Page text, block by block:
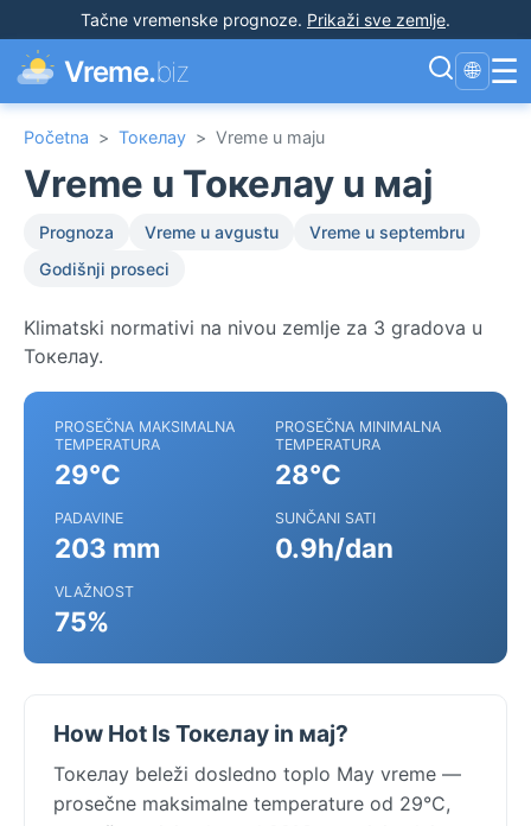
Tačne vremenske prognoze. Prikaži sve zemlje.
Vreme.biz 🌐 ☰
Početna > Токелау > Vreme u maju
Vreme u Токелау u мај
Prognoza Vreme u avgustu
Vreme u septembru
Godišnji proseci
Klimatski normativi na nivou zemlje za 3 gradova u
Токелау.
PROSEČNA MAKSIMALNA
TEMPERATURA
29°C
PROSEČNA MINIMALNA
TEMPERATURA
28°C
PADAVINE
203 mm
SUNČANI SATI
0.9h/dan
VLAŽNOST
75%
How Hot Is Токелау in мај?
Токелау beleži dosledno toplo May vreme —
prosečne maksimalne temperature od 29°C,